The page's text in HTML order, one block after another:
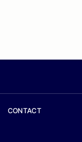
CONTACT